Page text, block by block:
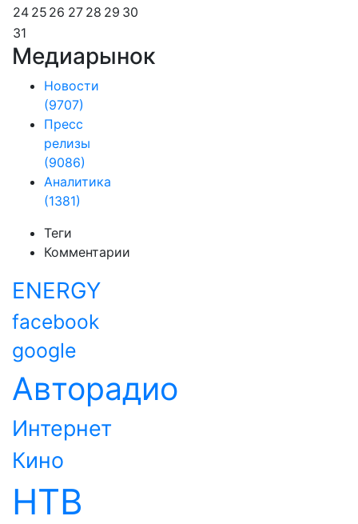
24 25 26 27 28 29 30
31
Медиарынок
Новости
(9707)
Пресс
релизы
(9086)
Аналитика
(1381)
Теги
Комментарии
ENERGY
facebook
google
Авторадио
Интернет
Кино
НТВ